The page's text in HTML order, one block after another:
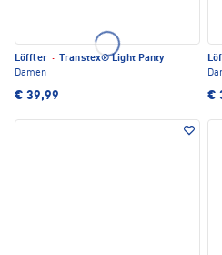
Löffler ·
Transtex® Light Panty
Damen
€ 39,99 €